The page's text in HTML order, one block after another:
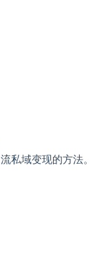
私域变现的方法。